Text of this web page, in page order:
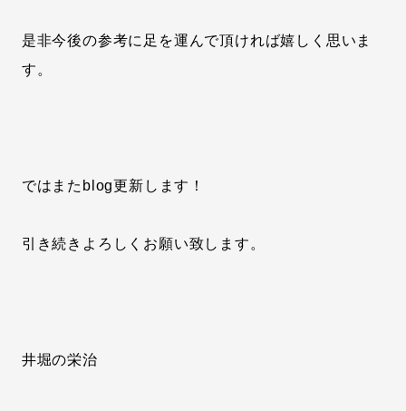
是非今後の参考に足を運んで頂ければ嬉しく思いま
す。
ではまたblog更新します！
引き続きよろしくお願い致します。
井堀の栄治